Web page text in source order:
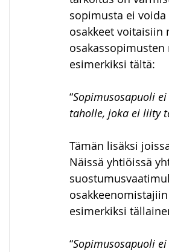
sopimusta ei
osakkeet
esimerkiksi tältä:
“Sopimusosapuoli
taholle, joka ei liity
Tämän lisäksi
Näissä yhtiöissä
esimerkiksi
“Sopimusosapuoli